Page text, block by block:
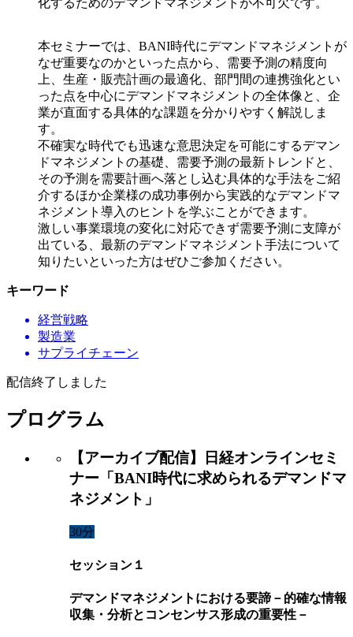
化するためのデマンドマネジメントが不可欠です。
本セミナーでは、BANI時代にデマンドマネジメントが
なぜ重要なのかといった点から、需要予測の精度向
上、生産・販売計画の最適化、部門間の連携強化とい
った点を中心にデマンドマネジメントの全体像と、企
業が直面する具体的な課題を分かりやすく解説しま
す。
不確実な時代でも迅速な意思決定を可能にするデマン
ドマネジメントの基礎、需要予測の最新トレンドと、
その予測を需要計画へ落とし込む具体的な手法をご紹
介するほか企業様の成功事例から実践的なデマンドマ
ネジメント導入のヒントを学ぶことができます。
激しい事業環境の変化に対応できず需要予測に支障が
出ている、最新のデマンドマネジメント手法について
知りたいといった方はぜひご参加ください。
キーワード
経営戦略
製造業
サプライチェーン
配信終了しました
プログラム
【アーカイブ配信】日経オンラインセミ
ナー「BANI時代に求められるデマンドマ
ネジメント」
30分
セッション１
デマンドマネジメントにおける要諦－的確な情報
収集・分析とコンセンサス形成の重要性－